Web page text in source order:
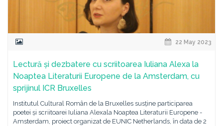
22 May 2023
Lectură și dezbatere cu scriitoarea Iuliana Alexa la
Noaptea Literaturii Europene de la Amsterdam, cu
sprijinul ICR Bruxelles
Institutul Cultural Român de la Bruxelles susține participarea
poetei și scriitoarei Iuliana Alexala Noaptea Literaturii Europene -
Amsterdam, proiect organizat de EUNIC Netherlands, în data de 2